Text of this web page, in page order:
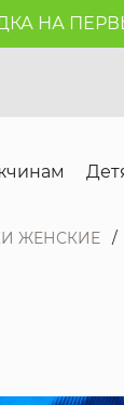
ПЕРВЫЙ
ЖЕНСКИЕ